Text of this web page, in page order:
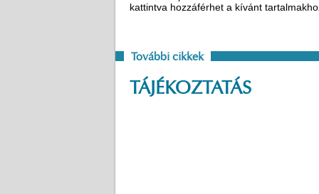
kattintva hozzáférhet a kívánt
További cikkek
TÁJÉKOZTATÁS